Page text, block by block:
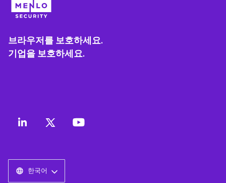
브라우저를 보호하세요.
기업을 보호하세요.
한국어